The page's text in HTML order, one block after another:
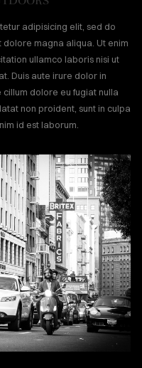
adipisicing elit, sed do
magna aliqua. Ut enim
ullamco laboris nisi ut
Duis aute irure dolor in
dolore eu fugiat nulla
non proident, sunt in culpa
id est laborum.